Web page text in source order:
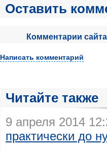
Оставить
Комментарии сайта
Написать комментарий
Читайте также
9 апреля 2014
практически до